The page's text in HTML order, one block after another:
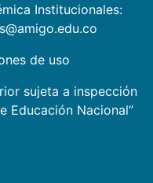
Institucionales:
de uso
sujeta a inspección
Educación Nacional”